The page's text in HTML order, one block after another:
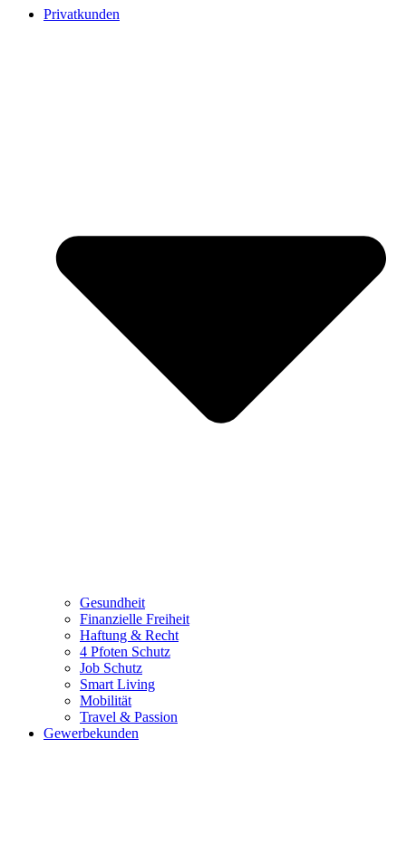
Privatkunden
Gesundheit
Finanzielle Freiheit
Haftung & Recht
4 Pfoten Schutz
Job Schutz
Smart Living
Mobilität
Travel & Passion
Gewerbekunden